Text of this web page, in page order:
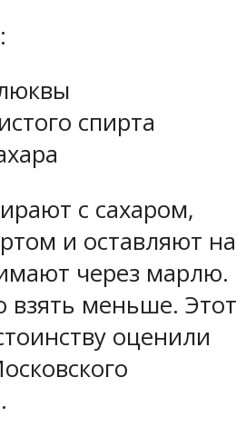
спирта
с сахаром,
и оставляют на
через марлю.
взять меньше. Этот
оценили